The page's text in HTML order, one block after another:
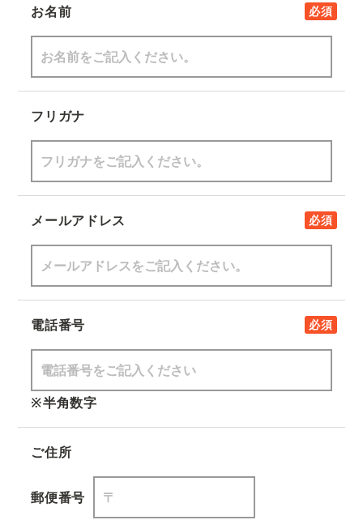
お名前 必須
フリガナ
メールアドレス 必須
電話番号 必須
※半角数字
ご住所
郵便番号